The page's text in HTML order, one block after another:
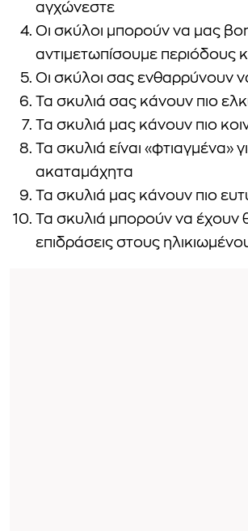
αγχώνεστε
Οι σκύλοι μπορούν να μας
αντιμετωπίσουμε περιόδους
Οι σκύλοι σας ενθαρρύνουν
Τα σκυλιά σας κάνουν πιο
Τα σκυλιά μας κάνουν πιο
Τα σκυλιά είναι «φτιαγμένα»
ακαταμάχητα
Τα σκυλιά μας κάνουν πιο
Τα σκυλιά μπορούν να έχουν
επιδράσεις στους